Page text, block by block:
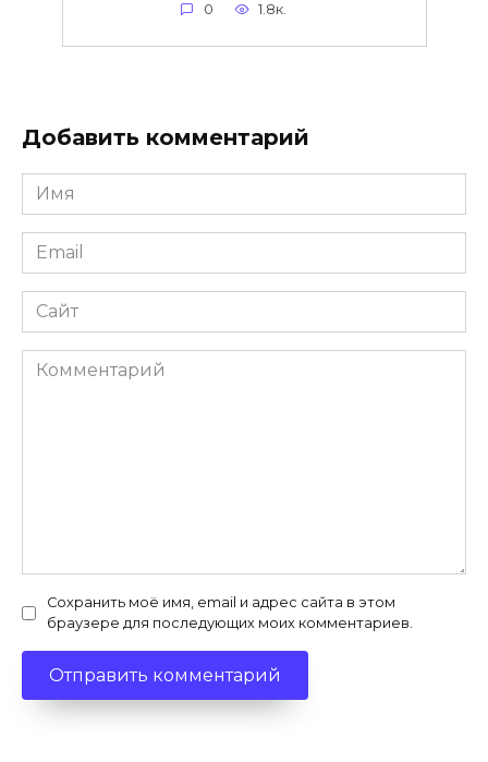
0 1.8к.
Добавить комментарий
Имя
*
Email
*
Сайт
Комментарий
Сохранить моё имя, email и адрес сайта в этом
браузере для последующих моих комментариев.